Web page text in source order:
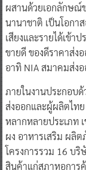
ผสานด้วยเอกลักษณ์
นานาชาติ เป็นโอกา
เสียงและรายได้เข้า
ขายดี ของดีราคาส่ง
อาทิ NIA สมาคมส่ง
ภายในงานประกอบ
ส่งออกและผู้ผลิตไท
หลากหลายประเภท
ผง อาหารเสริม ผลิ
โครงการรวม 16 บ
สินค้าแก่สภาหอการ